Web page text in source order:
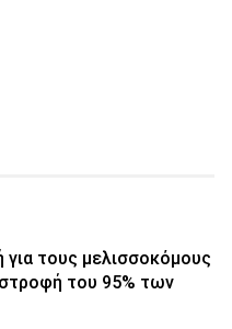
για τους μελισσοκόμους
του 95% των